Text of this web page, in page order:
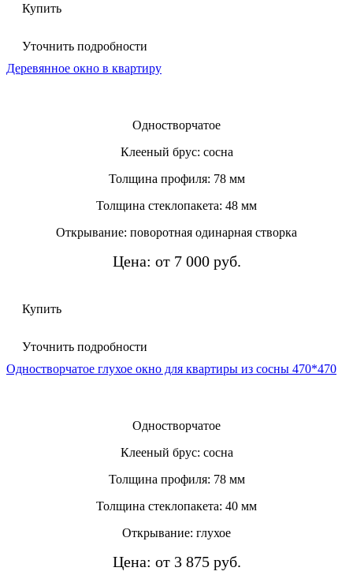
Купить
Уточнить подробности
Деревянное окно в квартиру
Одностворчатое
Клееный брус: сосна
Толщина профиля: 78 мм
Толщина стеклопакета: 48 мм
Открывание: поворотная одинарная створка
Цена: от 7 000 руб.
Купить
Уточнить подробности
Одностворчатое глухое окно для квартиры из сосны 470*470
Одностворчатое
Клееный брус: сосна
Толщина профиля: 78 мм
Толщина стеклопакета: 40 мм
Открывание: глухое
Цена: от 3 875 руб.